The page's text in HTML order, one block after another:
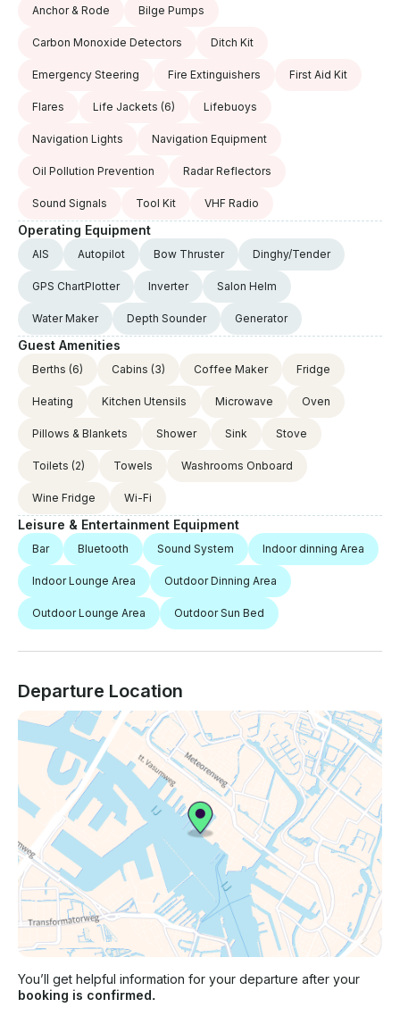
Anchor & Rode Bilge Pumps
Carbon Monoxide Detectors Ditch Kit
Emergency Steering Fire Extinguishers First Aid Kit
Flares Life Jackets (6) Lifebuoys
Navigation Lights Navigation Equipment
Oil Pollution Prevention Radar Reflectors
Sound Signals Tool Kit VHF Radio
Operating Equipment
AIS Autopilot Bow Thruster Dinghy/Tender
GPS ChartPlotter Inverter Salon Helm
Water Maker Depth Sounder Generator
Guest Amenities
Berths (6) Cabins (3) Coffee Maker Fridge
Heating Kitchen Utensils Microwave Oven
Pillows & Blankets Shower Sink Stove
Toilets (2) Towels Washrooms Onboard
Wine Fridge Wi-Fi
Leisure & Entertainment Equipment
Bar Bluetooth Sound System Indoor dinning Area
Indoor Lounge Area Outdoor Dinning Area
Outdoor Lounge Area Outdoor Sun Bed
Departure Location
You’ll get helpful information for your departure after your
booking is confirmed.